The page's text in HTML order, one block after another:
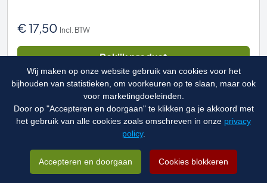
Wij maken op onze website gebruik van cookies voor het
bijhouden van statistieken, om voorkeuren op te slaan, maar ook
voor marketingdoeleinden.
Door op "Accepteren en doorgaan" te klikken ga je akkoord met
het gebruik van alle cookies zoals omschreven in onze privacy
policy.
Accepteren en doorgaan Cookies blokkeren
€17,50 Incl. BTW
Bekijk product
Bestel bij ons
en je steunt automatisch goede doelen
Meer informatie